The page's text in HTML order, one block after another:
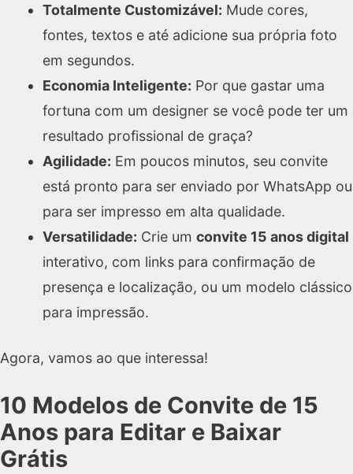
Totalmente Customizável: Mude cores,
fontes, textos e até adicione sua própria foto
em segundos.
Economia Inteligente: Por que gastar uma
fortuna com um designer se você pode ter um
resultado profissional de graça?
Agilidade: Em poucos minutos, seu convite
está pronto para ser enviado por WhatsApp ou
para ser impresso em alta qualidade.
Versatilidade: Crie um convite 15 anos digital
interativo, com links para confirmação de
presença e localização, ou um modelo clássico
para impressão.
Agora, vamos ao que interessa!
10 Modelos de Convite de 15
Anos para Editar e Baixar
Grátis